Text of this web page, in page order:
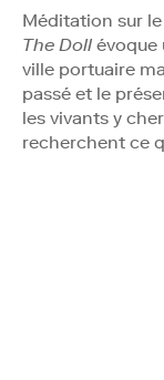
Méditation sur
The Doll évoque
ville portuaire
passé et le
les vivants y
recherchent ce